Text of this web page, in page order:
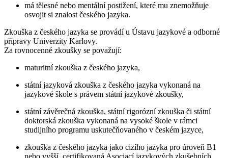
má tělesné nebo mentální postižení, které mu znemožňuje
osvojit si znalost českého jazyka.
Zkouška z českého jazyka se provádí u Ústavu jazykové a odborné
přípravy Univerzity Karlovy.
Za rovnocenné zkoušky se považují:
maturitní zkouška z českého jazyka,
státní jazyková zkouška z českého jazyka vykonaná na
jazykové škole s právem státní jazykové zkoušky,
státní závěrečná zkouška, státní rigorózní zkouška či státní
doktorská zkouška vykonaná na vysoké škole v rámci
studijního programu uskutečňovaného v českém jazyce,
zkouška z českého jazyka jako cizího jazyka pro úroveň B1
nebo vyšší, certifikovaná Asociací jazykových zkušebních